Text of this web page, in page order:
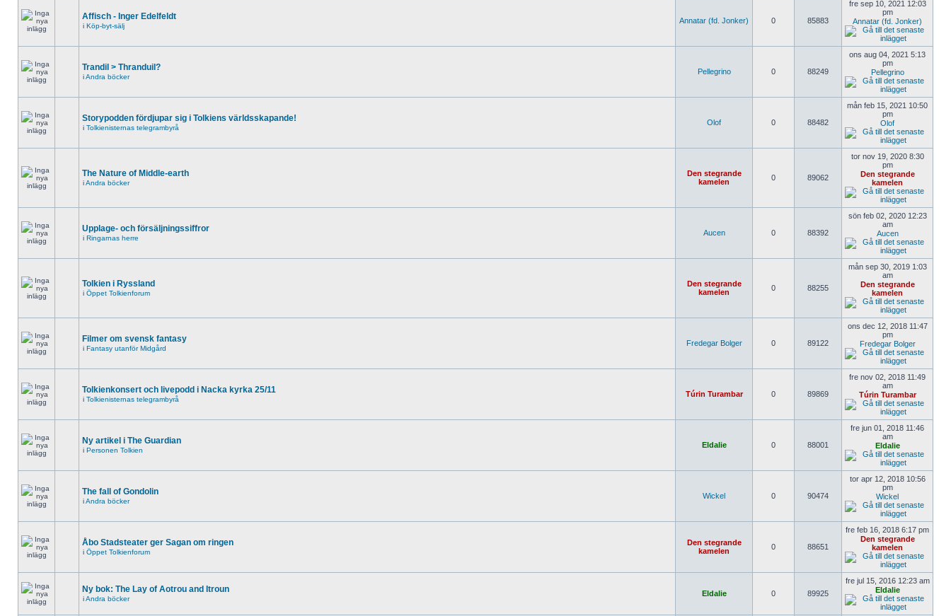
Affisch - Inger Edelfeldt
i Köp-byt-sälj
Annatar (fd. Jonker) 0 85883
fre sep 10, 2021 12:03
pm
Annatar (fd. Jonker)
Trandil > Thranduil?
iAndra böcker
Pellegrino 0 88249
ons aug 04, 2021 5:13
pm
Pellegrino
Storypodden fördjupar sig i Tolkiens världsskapande!
i Tolkienisternas telegrambyrå
Olof 0 88482
mån feb 15, 2021 10:50
pm
Olof
The Nature of Middle-earth
iAndra böcker
Den stegrande
kamelen
0 89062
tor nov 19, 2020 8:30
pm
Den stegrande
kamelen
Upplage- och försäljningssiffror
i Ringarnas herre
Aucen 0 88392
sön feb 02, 2020 12:23
am
Aucen
Tolkien i Ryssland
i Öppet Tolkienforum
Den stegrande
kamelen
0 88255
mån sep 30, 2019 1:03
am
Den stegrande
kamelen
Filmer om svensk fantasy
i Fantasy utanför Midgård
Fredegar Bolger 0 89122
ons dec 12, 2018 11:47
pm
Fredegar Bolger
Tolkienkonsert och livepodd i Nacka kyrka 25/11
i Tolkienisternas telegrambyrå
Túrin Turambar 0 89869
fre nov 02, 2018 11:49
am
Túrin Turambar
Ny artikel i The Guardian
i Personen Tolkien
Eldalie 0 88001
fre jun 01, 2018 11:46
am
Eldalie
The fall of Gondolin
iAndra böcker
Wickel 0 90474
tor apr 12, 2018 10:56
pm
Wickel
Åbo Stadsteater ger Sagan om ringen
i Öppet Tolkienforum
Den stegrande
kamelen
0 88651
fre feb 16, 2018 6:17 pm
Den stegrande
kamelen
Ny bok: The Lay of Aotrou and Itroun
iAndra böcker
Eldalie 0 89925
fre jul 15, 2016 12:23 am
Eldalie